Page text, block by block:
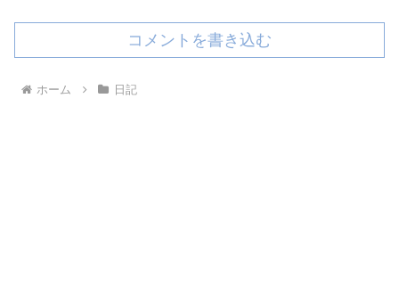
コメントを書き込む
ホーム 日記